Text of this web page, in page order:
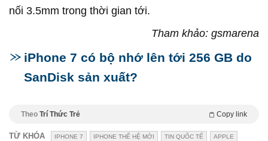
nối 3.5mm trong thời gian tới.
Tham khảo: gsmarena
iPhone 7 có bộ nhớ lên tới 256 GB do
SanDisk sản xuất?
Theo Trí Thức Trẻ Copy link
TỪ KHÓA IPHONE 7 IPHONE THẾ HỆ MỚI TIN QUỐC TẾ APPLE